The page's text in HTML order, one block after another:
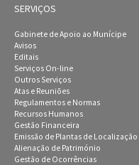
SERVIÇOS
Gabinete de Apoio ao Munícipe
Avisos
Editais
Serviços On-line
Outros Serviços
Atas e Reuniões
Regulamentos e Normas
Recursos Humanos
Gestão Financeira
Emissão de Plantas de Localização
Alienação de Património
Gestão de Ocorrências